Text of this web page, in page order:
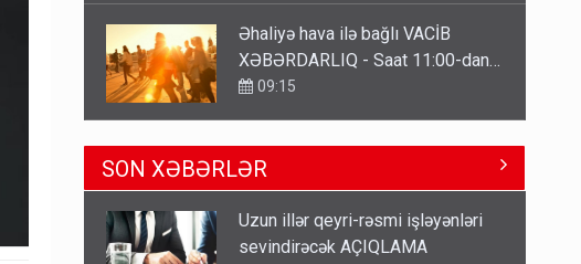
ŞOK! David Seliverstov ölkədən
qaçdı
6 Avqust 14:14
Geri çağırılan səfir Abel
Məhərrəmovun oğludur - DOSYE
SON XƏBƏRLƏR
Uzun illər qeyri-rəsmi işləyənləri
sevindirəcək AÇIQLAMA